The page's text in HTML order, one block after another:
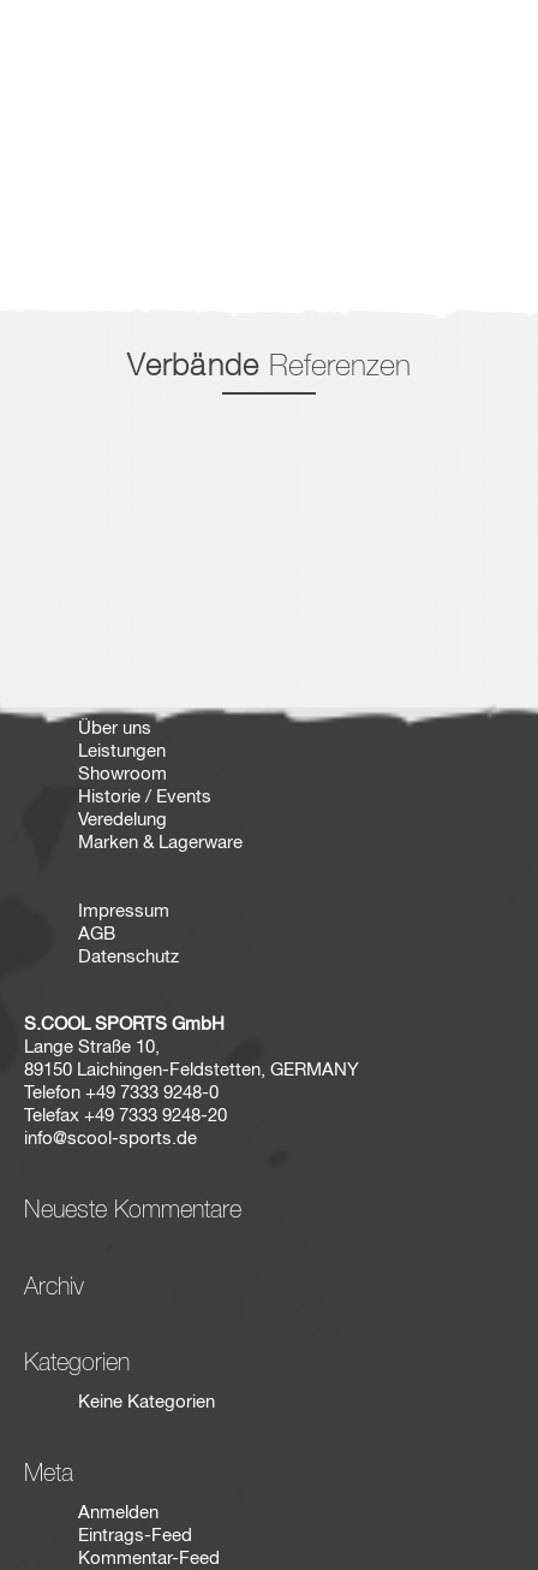
Verbände Referenzen
Über uns
Leistungen
Showroom
Historie / Events
Veredelung
Marken & Lagerware
Impressum
AGB
Datenschutz
S.COOL SPORTS GmbH
Lange Straße 10,
89150 Laichingen-Feldstetten, GERMANY
Telefon +49 7333 9248-0
Telefax +49 7333 9248-20
info@scool-sports.de
Neueste Kommentare
Archiv
Kategorien
Keine Kategorien
Meta
Anmelden
Eintrags-Feed
Kommentar-Feed